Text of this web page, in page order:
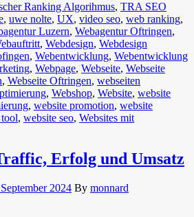
Ranking Algorihmus, TRA SEO
, uwe nolte, UX, video seo, web ranking,
Luzern, Webagentur Oftringen,
, Webdesign, Webdesign
, Webentwicklung, Webentwicklung
, Webpage, Webseite, Webseite
, Webseite Oftringen, webseiten
, Webshop, Website, website
, website promotion, website
, website seo, Websites mit
Erfolg und Umsatz
2024 By monnard